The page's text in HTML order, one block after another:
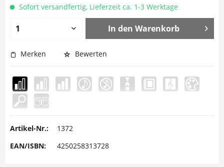
Sofort versandfertig, Lieferzeit ca. 1-3 Werktage
In den Warenkorb
Merken Bewerten
Artikel-Nr.:
1372
EAN/ISBN:
4250258313728